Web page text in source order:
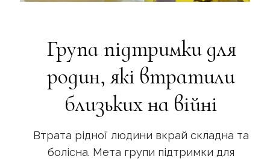
Група підтримки для
родин, які втратили
близьких на війні
Втрата рідної людини вкрай складна та
болісна. Мета групи підтримки для